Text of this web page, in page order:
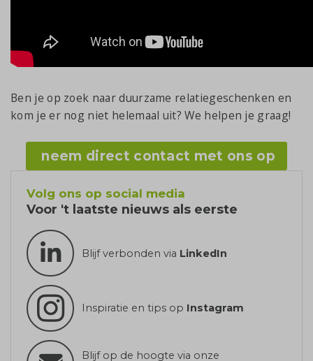
Ben je op zoek naar duurzame relatiegeschenken en
kom je er nog niet helemaal uit? We helpen je graag!
neem direct contact met ons op
Volg ons op social media
Voor 't laatste nieuws als eerste
Blijf verbonden via LinkedIn
Inspiratie en tips op Instagram
Blijf op de hoogte via onze